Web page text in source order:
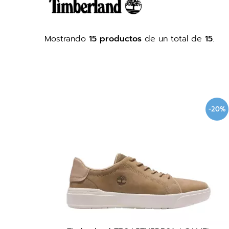
Mostrando 15 productos de un total de 15.
-20%